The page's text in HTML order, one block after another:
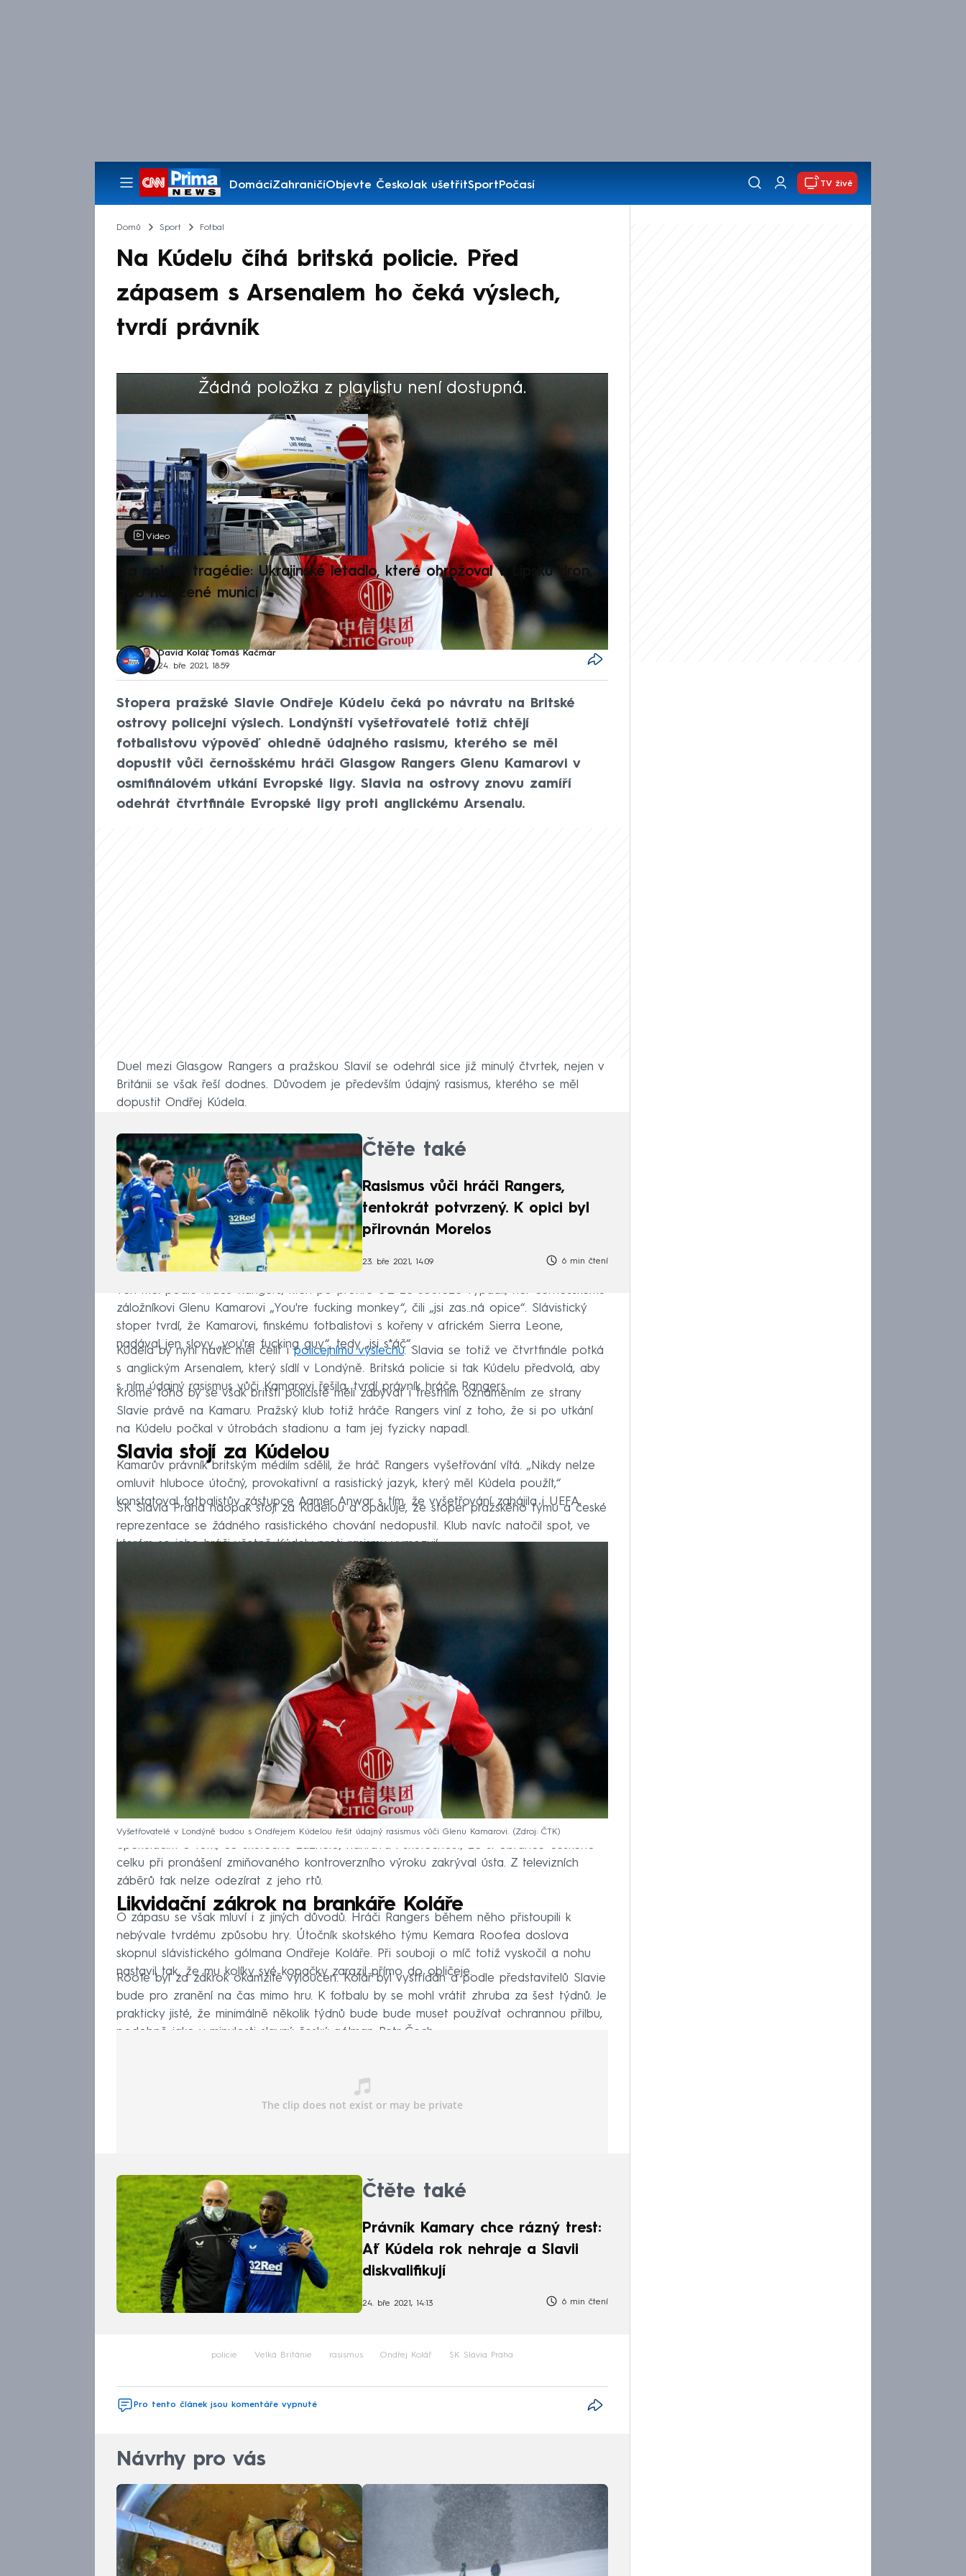
DomácíZahraničíObjevte ČeskoJak ušetřitSportPočasí
Pořady
TV živě
Domů Sport Fotbal
Na Kúdelu číhá britská policie. Před
zápasem s Arsenalem ho čeká výslech,
tvrdí právník
Žádná položka z playlistu není dostupná.
Výběr redakce
Video
Na pokraji tragédie: Ukrajinské letadlo, které ohrožoval v Lipsku dron,
bylo naložené municí
David Kolář, Tomáš Kačmár
24. bře 2021, 18:59
Stopera pražské Slavie Ondřeje Kúdelu čeká po návratu na Britské
ostrovy policejní výslech. Londýnští vyšetřovatelé totiž chtějí
fotbalistovu výpověď ohledně údajného rasismu, kterého se měl
dopustit vůči černošskému hráči Glasgow Rangers Glenu Kamarovi v
osmifinálovém utkání Evropské ligy. Slavia na ostrovy znovu zamíří
odehrát čtvrtfinále Evropské ligy proti anglickému Arsenalu.
Duel mezi Glasgow Rangers a pražskou Slavií se odehrál sice již minulý čtvrtek, nejen v
Británii se však řeší dodnes. Důvodem je především údajný rasismus, kterého se měl
dopustit Ondřej Kúdela.
Čtěte také
Rasismus vůči hráči Rangers,
tentokrát potvrzený. K opici byl
přirovnán Morelos
23. bře 2021, 14:09 6 min čtení
Ten měl podle hráčů Rangers, kteří po prohře 0:2 ze soutěže vypadli, říct černošskému
záložníkovi Glenu Kamarovi „You're fucking monkey“, čili „jsi zas..ná opice“. Slávistický
stoper tvrdí, že Kamarovi, finskému fotbalistovi s kořeny v africkém Sierra Leone,
nadával jen slovy „you're fucking guy“, tedy „jsi s*áč“.
Kúdela by nyní navíc měl čelit ipolicejnímu výslechu. Slavia se totiž ve čtvrtfinále potká
s anglickým Arsenalem, který sídlí v Londýně. Britská policie si tak Kúdelu předvolá, aby
s ním údajný rasismus vůči Kamarovi řešila, tvrdí právník hráče Rangers.
Kromě toho by se však britští policisté měli zabývat i trestním oznámením ze strany
Slavie právě na Kamaru. Pražský klub totiž hráče Rangers viní z toho, že si po utkání
na Kúdelu počkal v útrobách stadionu a tam jej fyzicky napadl.
Slavia stojí za Kúdelou
Kamarův právník britským médiím sdělil, že hráč Rangers vyšetřování vítá. „Nikdy nelze
omluvit hluboce útočný, provokativní a rasistický jazyk, který měl Kúdela použít,“
konstatoval fotbalistův zástupce Aamer Anwar s tím, že vyšetřování zahájila i UEFA.
SK Slavia Praha naopak stojí za Kúdelou a opakuje, že stoper pražského týmu a české
reprezentace se žádného rasistického chování nedopustil. Klub navíc natočil spot, ve
kterém se jeho hráči včetně Kúdely proti rasismu vymezují.
Vyšetřovatelé v Londýně budou s Ondřejem Kúdelou řešit údajný rasismus vůči Glenu Kamarovi. Zdroj: ČTK
Spekulacím o tom, co skutečně zaznělo, nahrává i skutečnost, že si obránce českého
celku při pronášení zmiňovaného kontroverzního výroku zakrýval ústa. Z televizních
záběrů tak nelze odezírat z jeho rtů.
Likvidační zákrok na brankáře Koláře
O zápasu se však mluví i z jiných důvodů. Hráči Rangers během něho přistoupili k
nebývale tvrdému způsobu hry. Útočník skotského týmu Kemara Roofea doslova
skopnul slávistického gólmana Ondřeje Koláře. Při souboji o míč totiž vyskočil a nohu
nastavil tak, že mu kolíky své kopačky zarazil přímo do obličeje.
Roofe byl za zákrok okamžitě vyloučen. Kolář byl vystřídán a podle představitelů Slavie
bude pro zranění na čas mimo hru. K fotbalu by se mohl vrátit zhruba za šest týdnů. Je
prakticky jisté, že minimálně několik týdnů bude bude muset používat ochrannou přilbu,
podobně jako v minulosti slavný český gólman Petr Čech.
Čtěte také
Právník Kamary chce rázný trest:
Ať Kúdela rok nehraje a Slavii
diskvalifikují
24. bře 2021, 14:13 6 min čtení
policie Velká Británie rasismus Ondřej Kolář SK Slavia Praha
Pro tento článek jsou komentáře vypnuté
Návrhy pro vás